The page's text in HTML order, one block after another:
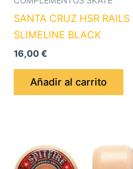
SANTA CRUZ HSR RAILS
SLIMELINE BLACK
16,00€
Añadir al carrito